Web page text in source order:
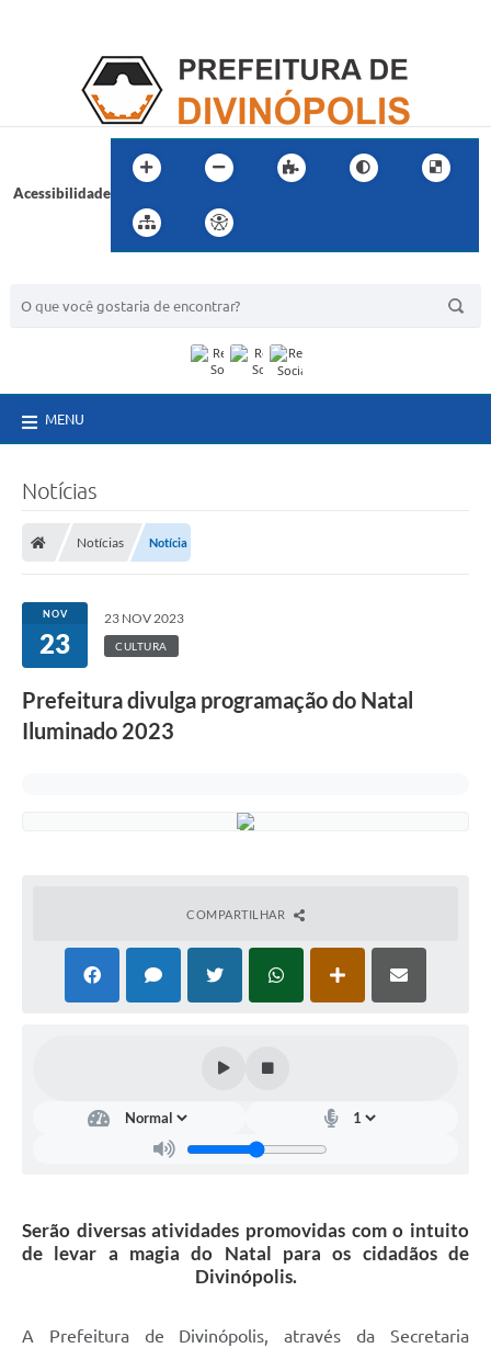
Acessibilidade
MENU
Notícias
Notícias Notícia
NOV
23
23 NOV 2023
CULTURA
Prefeitura divulga programação do Natal
Iluminado 2023
COMPARTILHAR
Serão diversas atividades promovidas com o intuito
de levar a magia do Natal para os cidadãos de
Divinópolis.
A Prefeitura de Divinópolis, através da Secretaria